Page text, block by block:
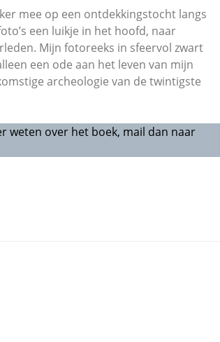
mee op een ontdekkingstocht langs
een luikje in het hoofd, naar
Mijn fotoreeks in sfeervol zwart
een ode aan het leven van mijn
archeologie van de twintigste
weten over het boek, mail dan naar